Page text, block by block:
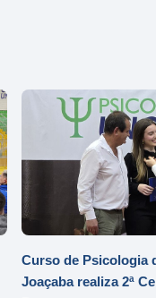
Curso de Psicologia
Joaçaba realiza 2ª